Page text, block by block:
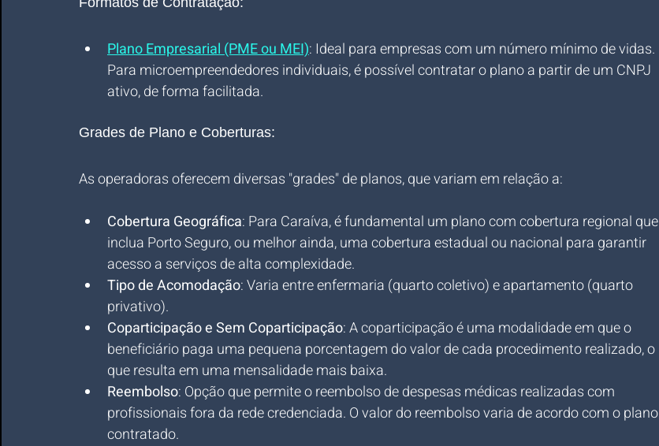
Plano Empresarial (PME ou MEI): Ideal para empresas com um número mínimo de vidas.
Para microempreendedores individuais, é possível contratar o plano a partir de um CNPJ
ativo, de forma facilitada.
Grades de Plano e Coberturas:
As operadoras oferecem diversas "grades" de planos, que variam em relação a:
Cobertura Geográfica: Para Caraíva, é fundamental um plano com cobertura regional que
inclua Porto Seguro, ou melhor ainda, uma cobertura estadual ou nacional para garantir
acesso a serviços de alta complexidade.
Tipo de Acomodação: Varia entre enfermaria (quarto coletivo) e apartamento (quarto
privativo).
Coparticipação e Sem Coparticipação: A coparticipação é uma modalidade em que o
beneficiário paga uma pequena porcentagem do valor de cada procedimento realizado, o
que resulta em uma mensalidade mais baixa.
Reembolso: Opção que permite o reembolso de despesas médicas realizadas com
profissionais fora da rede credenciada. O valor do reembolso varia de acordo com o plano
contratado.